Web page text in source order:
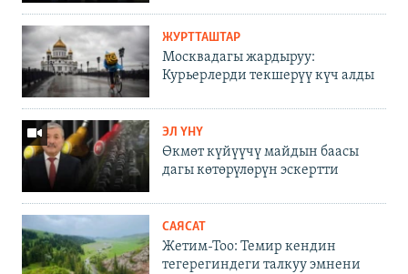
ЖУРТТАШТАР
Москвадагы жардыруу:
Курьерлерди текшерүү күч алды
ЭЛ ҮНҮ
Өкмөт күйүүчү майдын баасы
дагы көтөрүлөрүн эскертти
САЯСАТ
Жетим-Тоо: Темир кендин
тегерегиндеги талкуу эмнени